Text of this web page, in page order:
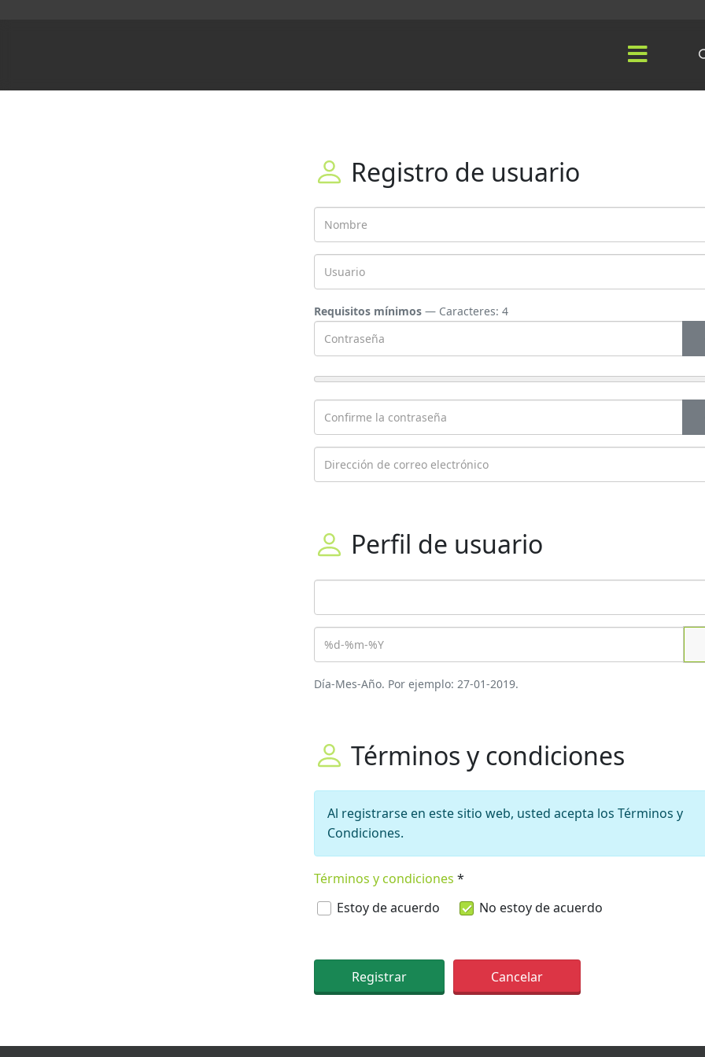
Registro de usuario
Requisitos mínimos — Caracteres: 4
Perfil de usuario
Día-Mes-Año. Por ejemplo: 27-01-2019.
Términos y condiciones
Al registrarse en este sitio web, usted acepta los Términos y
Condiciones.
Términos y condiciones *
Términos y condiciones
Estoy de acuerdo No estoy de acuerdo
Registrar Cancelar